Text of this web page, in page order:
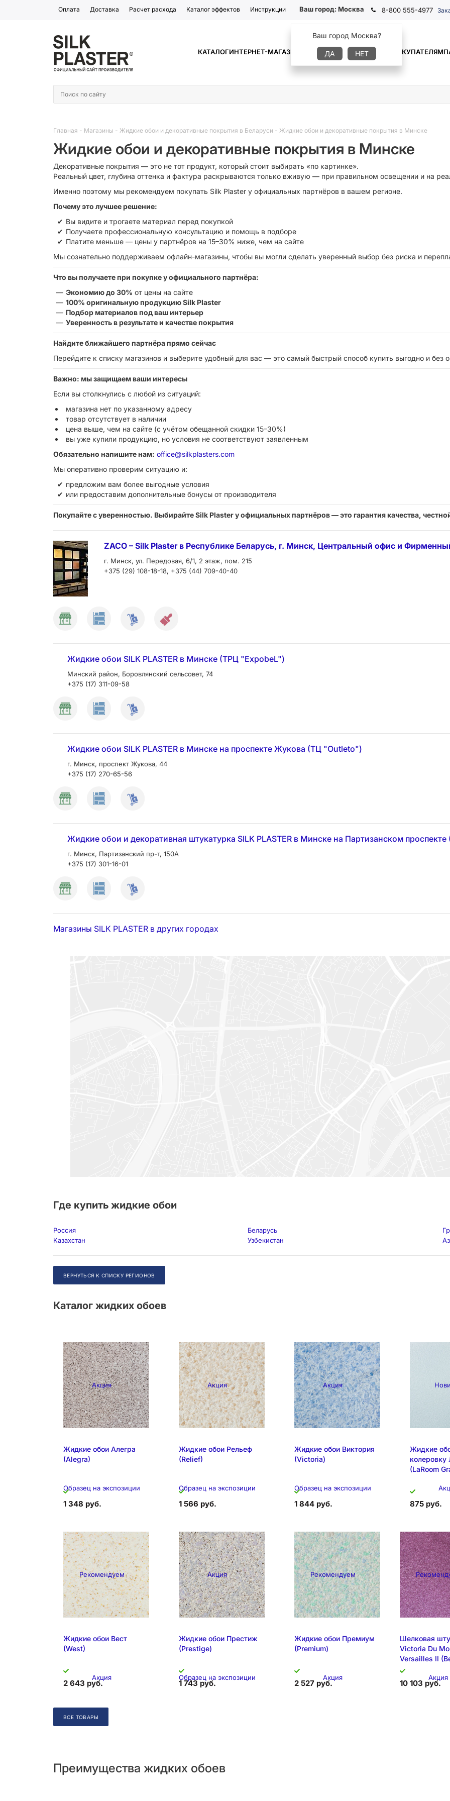
Оплата Доставка Расчет расхода Каталог эффектов Инструкции Ваш город:Москва
Ваш город Москва?
ДА НЕТ
8-800 555-4977
КАТАЛОГИНТЕРНЕТ-МАГАЗИН ГДЕ КУПИТЬ ИНФОРМАЦИЯ ПОКУПАТЕЛЯМ
Главная - Магазины - Жидкие обои и декоративные покрытия в Беларуси - Жидкие обои и декоративные покрытия в Минске
Жидкие обои и декоративные покрытия в Минске
Декоративные покрытия — это не тот продукт, который стоит выбирать «по картинке».
Реальный цвет, глубина оттенка и фактура раскрываются только вживую — при правильном освещении и на
Именно поэтому мы рекомендуем покупать Silk Plaster у официальных партнёров в вашем регионе.
Почему это лучшее решение:
Вы видите и трогаете материал перед покупкой
Получаете профессиональную консультацию и помощь в подборе
Платите меньше — цены у партнёров на 15–30% ниже, чем на сайте
Мы сознательно поддерживаем офлайн-магазины, чтобы вы могли сделать уверенный выбор без риска и
Что вы получаете при покупке у официального партнёра:
Экономию до 30% от цены на сайте
100% оригинальную продукцию Silk Plaster
Подбор материалов под ваш интерьер
Уверенность в результате и качестве покрытия
Найдите ближайшего партнёра прямо сейчас
Перейдите к списку магазинов и выберите удобный для вас — это самый быстрый способ купить выгодно и без
Важно: мы защищаем ваши интересы
Если вы столкнулись с любой из ситуаций:
магазина нет по указанному адресу
товар отсутствует в наличии
цена выше, чем на сайте (с учётом обещанной скидки 15–30%)
вы уже купили продукцию, но условия не соответствуют заявленным
Обязательно напишите нам: office@silkplasters.com
Мы оперативно проверим ситуацию и:
предложим вам более выгодные условия
или предоставим дополнительные бонусы от производителя
Покупайте с уверенностью. Выбирайте Silk Plaster у официальных партнёров — это гарантия качества,
ZACO – Silk Plaster в Республике Беларусь, г. Минск, Центральный офис и
г. Минск, ул. Передовая, 6/1, 2 этаж, пом. 215
+375 (29) 108-18-18, +375 (44) 709-40-40
Жидкие обои SILK PLASTER в Минске (ТРЦ "ExpobeL")
Минский район, Боровлянский сельсовет, 74
+375 (17) 311-09-58
Жидкие обои SILK PLASTER в Минске на проспекте Жукова (ТЦ "Outleto")
г. Минск, проспект Жукова, 44
+375 (17) 270-65-56
Жидкие обои и декоративная штукатурка SILK PLASTER в Минске на Партизанском
г. Минск, Партизанский пр-т, 150А
+375 (17) 301-16-01
Магазины SILK PLASTER в других городах
Где купить жидкие обои
Россия
Казахстан
Беларусь
Узбекистан
ВЕРНУТЬСЯ К СПИСКУ РЕГИОНОВ
Каталог жидких обоев
Акция
Образец на экспозиции
Складская позиция
Жидкие обои Алегра
(Alegra)
1 348 руб.
Акция
Образец на экспозиции
Складская позиция
Жидкие обои Рельеф
(Relief)
1 566 руб.
Акция
Образец на экспозиции
Складская позиция
Жидкие обои Виктория
(Victoria)
1 844 руб.
Образец на
Жидкие
колеровку
(LaRoom
875 руб.
Рекомендуем
Акция
Жидкие обои Вест
(West)
2 643 руб.
Акция
Образец на экспозиции
Жидкие обои Престиж
(Prestige)
1 743 руб.
Рекомендуем
Акция
Жидкие обои Премиум
(Premium)
2 527 руб.
Акция
Шелковая
Victoria Du
Versailles II
10 103 руб.
ВСЕ ТОВАРЫ
Преимущества жидких обоев